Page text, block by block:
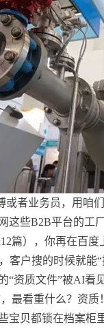
者业务员，用咱
这些B2B平台的工
篇），你再在百
户搜的时候就能“
资质文件”被AI看
最看重什么？资
宝贝都锁在档案